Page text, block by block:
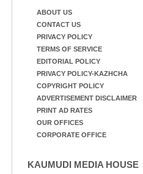
ABOUT US
CONTACT US
PRIVACY POLICY
TERMS OF SERVICE
EDITORIAL POLICY
PRIVACY POLICY-KAZHCHA
COPYRIGHT POLICY
ADVERTISEMENT DISCLAIMER
PRINT AD RATES
OUR OFFICES
CORPORATE OFFICE
KAUMUDI MEDIA HOUSE